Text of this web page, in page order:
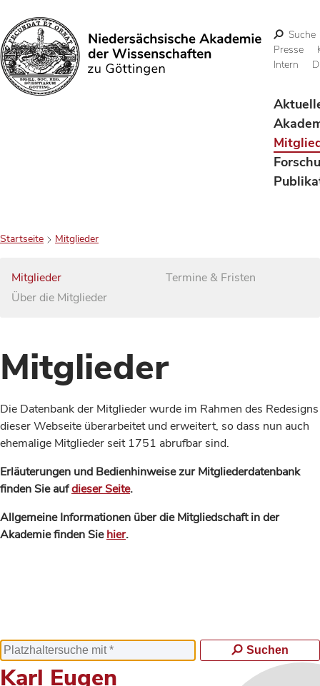
Suchen
Suche
Presse
Intern
Startseite Mitglieder
Mitglieder
Über die Mitglieder
Termine & Fristen
Mitglieder
Die Datenbank der Mitglieder wurde im Rahmen des Redesigns
dieser Webseite überarbeitet und erweitert, so dass nun auch
ehemalige Mitglieder seit 1751 abrufbar sind.
Erläuterungen und Bedienhinweise zur Mitgliederdatenbank
finden Sie aufdieser Seite.
Allgemeine Informationen über die Mitgliedschaft in der
Akademie finden Siehier.
Suchen
Karl Eugen